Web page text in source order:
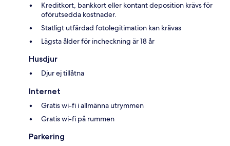
Kreditkort, bankkort eller kontant deposition krävs för
oförutsedda kostnader.
Statligt utfärdad fotolegitimation kan krävas
Lägsta ålder för incheckning är 18 år
Husdjur
Djur ej tillåtna
Internet
Gratis wi-fi i allmänna utrymmen
Gratis wi-fi på rummen
Parkering